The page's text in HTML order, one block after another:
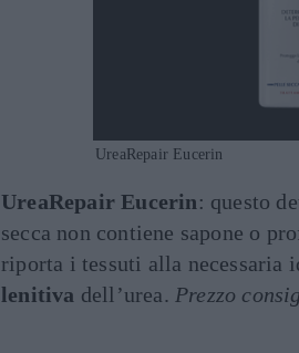
UreaRepair Eucerin
UreaRepair Eucerin: questo
secca non contiene sapone o
riporta i tessuti alla necessaria
lenitiva dell’urea. Prezzo